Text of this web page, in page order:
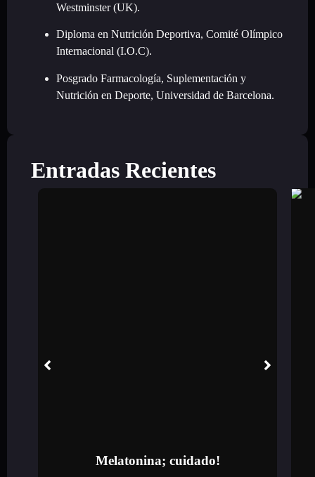
Westminster (UK).
Diploma en Nutrición Deportiva, Comité Olímpico
Internacional (I.O.C).
Posgrado Farmacología, Suplementación y
Nutrición en Deporte, Universidad de Barcelona.
Entradas Recientes
Melatonina; cuidado!